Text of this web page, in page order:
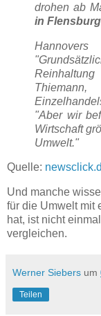
drohen ab
in Flensburg
"Aber wir
Wirtschaft
Umwelt."
Quelle:
Und manche
für die Umwelt mit
hat, ist nicht
vergleichen.
Werner Siebers um
Teilen